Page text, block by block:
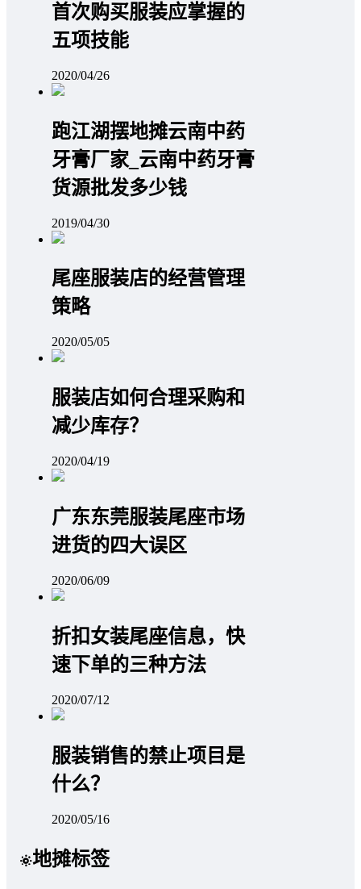
首次购买服装应掌握的
五项技能
2020/04/26
跑江湖摆地摊云南中药
牙膏厂家_云南中药牙膏
货源批发多少钱
2019/04/30
尾座服装店的经营管理
策略
2020/05/05
服装店如何合理采购和
减少库存？
2020/04/19
广东东莞服装尾座市场
进货的四大误区
2020/06/09
折扣女装尾座信息，快
速下单的三种方法
2020/07/12
服装销售的禁止项目是
什么？
2020/05/16
地摊标签